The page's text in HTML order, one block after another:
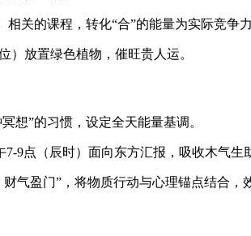
相关的课程，转化“合”的能量为实际竞争
）放置绿色植物，催旺贵人运。
想”的习惯，设定全天能量基调。
7-9点（辰时）面向东方汇报，吸收木气
气盈门”，将物质行动与心理锚点结合，